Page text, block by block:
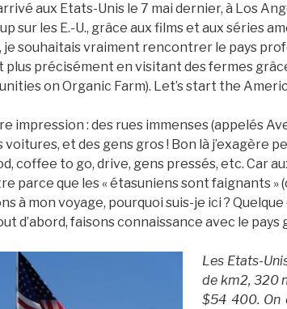
aux Etats-Unis le 7 mai dernier, à Los
sur les E.-U., grâce aux films et aux séries
je souhaitais vraiment rencontrer le pays
plus précisément en visitant des fermes
on Organic Farm). Let’s start the
impression : des rues immenses (appelés
voitures, et des gens gros ! Bon là j’exagère
coffee to go, drive, gens pressés, etc. Car
parce que les « étasuniens sont faignants »
à mon voyage, pourquoi suis-je ici ?
d’abord, faisons connaissance avec le
Les Etats-
de km2, 320
$54 400. On